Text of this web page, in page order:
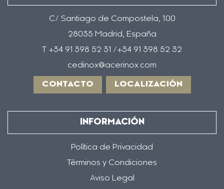
C/ Santiago de Compostela, 100
28035 Madrid, España
T +34 91 398 52 31 /+34 91 398 52 32
cedinox@acerinox.com
CONTACTO LOCALIZACIÓN
INFORMACIÓN
Política de Privacidad
Términos y Condiciones
Aviso Legal